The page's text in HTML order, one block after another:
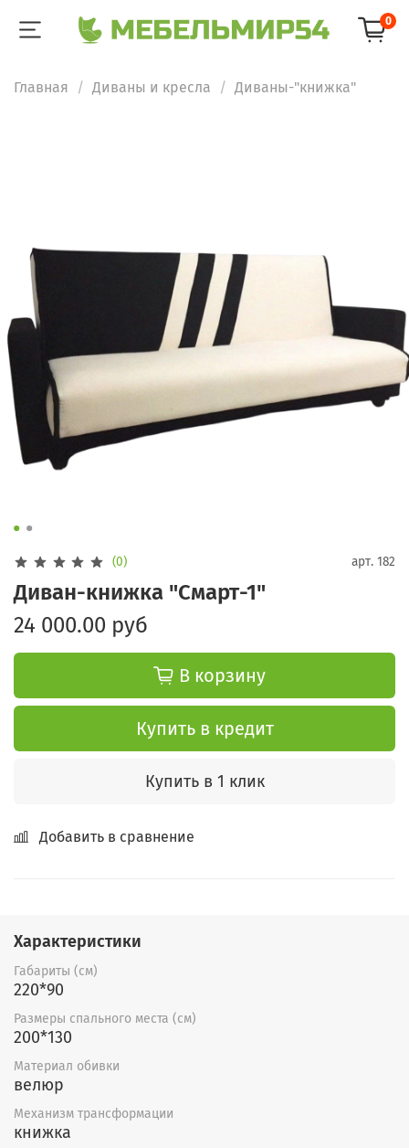
0
Главная Диваны и кресла Диваны-"книжка"
(0) арт. 182
Диван-книжка "Смарт-1"
24 000.00 руб
В корзину
Купить в кредит
Купить в 1 клик
Добавить в сравнение
Характеристики
Габариты (см)
220*90
Размеры спального места (см)
200*130
Материал обивки
велюр
Механизм трансформации
книжка